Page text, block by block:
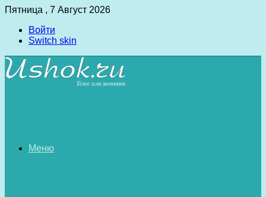
Пятница , 7 Август 2026
Войти
Switch skin
Меню